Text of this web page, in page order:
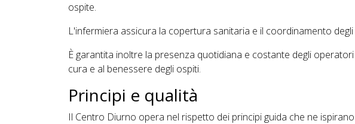
ospite.
L'infermiera assicura la copertura sanitaria e il coordinamento
È garantita inoltre la presenza quotidiana e costante degli
cura e al benessere degli ospiti.
Principi e qualità
Il Centro Diurno opera nel rispetto dei principi guida che ne